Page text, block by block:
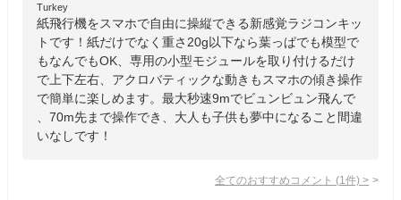
Turkey
紙飛行機をスマホで自由に操縦できる新感覚ラジコンキッ
トです！紙だけでなく重さ20g以下なら葉っぱでも模型で
もなんでもOK、専用の小型モジュールを取り付けるだけ
で上下左右、アクロバティックな動きもスマホの傾き操作
で簡単に楽しめます。最大秒速9mでビュンビュン飛んで
、70m先まで操作でき、大人も子供も夢中になること間違
いなしです！
全てのおすすめコメント (1 件) >